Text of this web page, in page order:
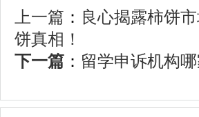
上一篇 ： 良心揭露柿饼
饼真相！
下一篇 ： 留学申诉机构